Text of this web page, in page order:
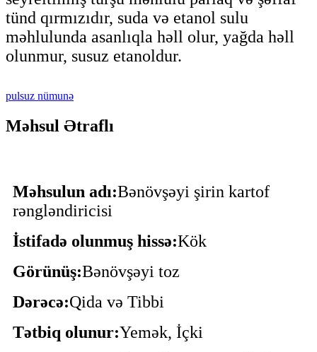
tünd qırmızıdır, suda və etanol sulu
məhlulunda asanlıqla həll olur, yağda həll
olunmur, susuz etanoldur.
pulsuz nümunə
Məhsul Ətraflı
Məhsulun adı:Bənövşəyi şirin kartof
rəngləndiricisi
İstifadə olunmuş hissə:Kök
Görünüş:Bənövşəyi toz
Dərəcə:Qida və Tibbi
Tətbiq olunur:Yemək, İçki